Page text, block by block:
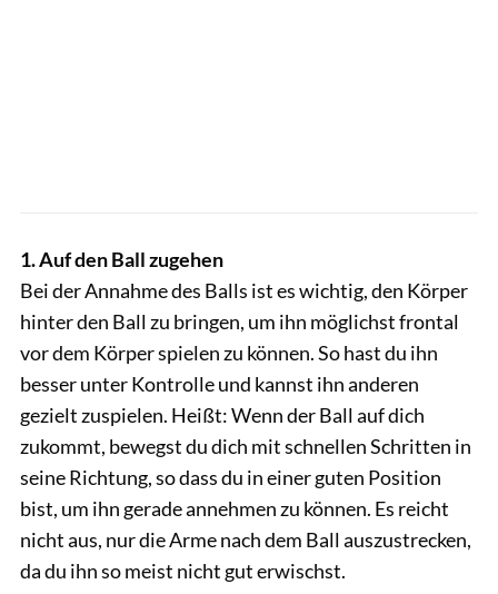
1. Auf den Ball zugehen
Bei der Annahme des Balls ist es wichtig, den Körper
hinter den Ball zu bringen, um ihn möglichst frontal
vor dem Körper spielen zu können. So hast du ihn
besser unter Kontrolle und kannst ihn anderen
gezielt zuspielen. Heißt: Wenn der Ball auf dich
zukommt, bewegst du dich mit schnellen Schritten in
seine Richtung, so dass du in einer guten Position
bist, um ihn gerade annehmen zu können. Es reicht
nicht aus, nur die Arme nach dem Ball auszustrecken,
da du ihn so meist nicht gut erwischst.